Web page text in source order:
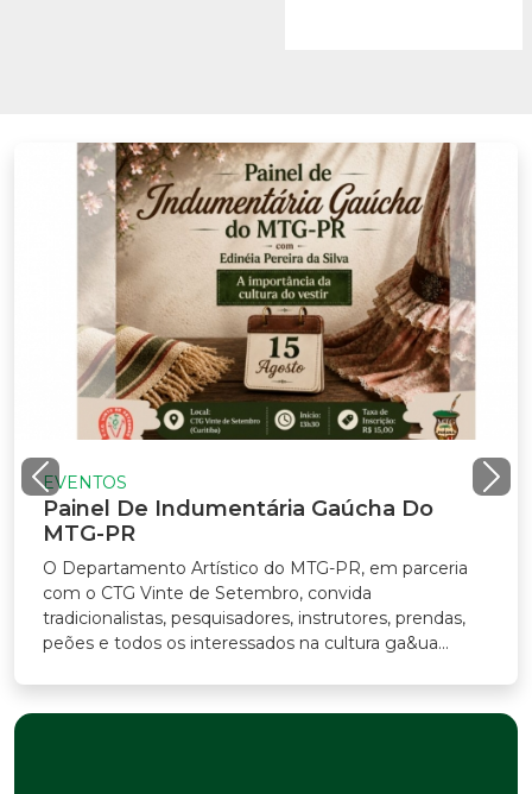
EVENTOS
Painel De Indumentária Gaúcha Do
MTG-PR
O Departamento Artístico do MTG-PR, em parceria
com o CTG Vinte de Setembro, convida
tradicionalistas, pesquisadores, instrutores, prendas,
peões e todos os interessados na cultura ga&ua...